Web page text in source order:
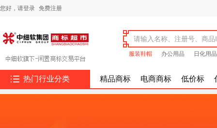
您好， 请登录 免费注册
服装鞋帽 办公用品 日化用品
 热门行业分类 精品商标 电商商标 低价标